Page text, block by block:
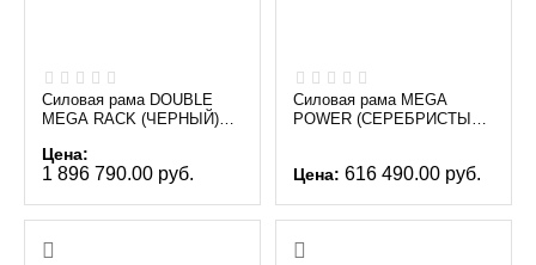
Силовая рама DOUBLE
MEGA RACK (ЧЕРНЫЙ)
MR47x2
Цена:
1 896 790.00 руб.
Силовая рама MEGA
POWER (СЕРЕБРИСТЫЙ)
Цена: 616 490.00 руб.